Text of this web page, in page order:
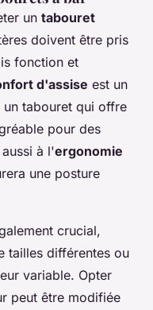
un tabouret
doivent être pris
fonction et
d'assise est un
tabouret qui offre
pour des
à l'ergonomie
une posture
crucial,
tailles différentes ou
variable. Opter
peut être modifiée